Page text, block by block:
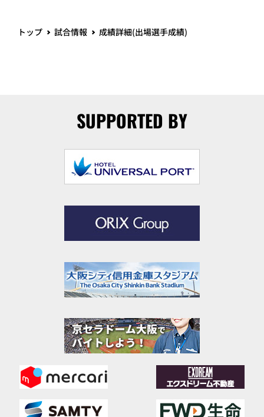
トップ 試合情報 成績詳細(出場選手成績)
SUPPORTED BY